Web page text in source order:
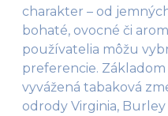
charakter – od
bohaté, ovocné či
používatelia môžu
preferencie.
vyvážená tabaková
odrody Virginia,